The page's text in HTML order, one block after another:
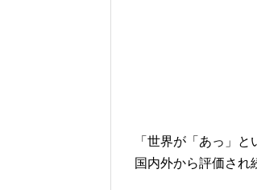
「世界が「あっ」
国内外から評価され